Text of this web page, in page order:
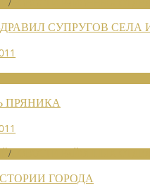
/
СУПРУГОВ СЕЛА
ПРЯНИКА
/
ГОРОДА